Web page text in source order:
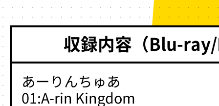
収録内容（Blu-ray/
あーりんちゅあ
01:A-rin Kingdom